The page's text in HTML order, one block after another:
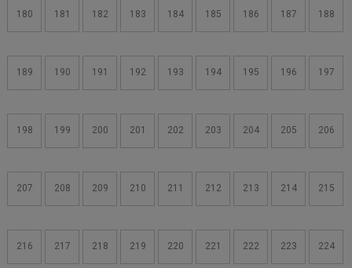
180 181 182 183 184 185 186 187 188
189 190 191 192 193 194 195 196 197
198 199 200 201 202 203 204 205 206
207 208 209 210 211 212 213 214 215
216 217 218 219 220 221 222 223 224